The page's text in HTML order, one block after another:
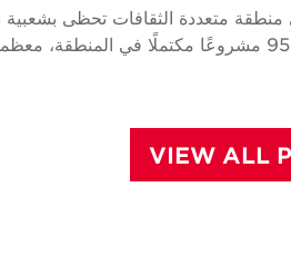
متعددة الثقافات تحظى
VIEW ALL